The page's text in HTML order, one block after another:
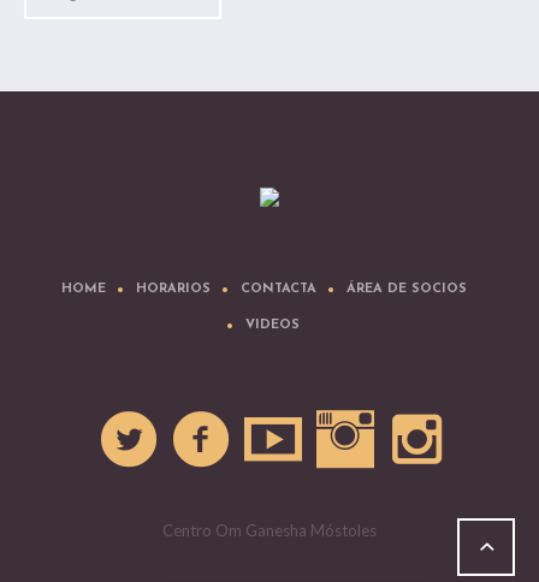
HOME HORARIOS CONTACTA ÁREA DE SOCIOS
VIDEOS
Centro Om Ganesha Móstoles